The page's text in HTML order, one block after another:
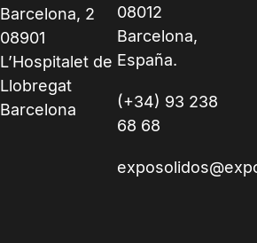
Barcelona, 2
08901
L’Hospitalet de
Llobregat
Barcelona
08012
Barcelona,
España.
(+34) 93 238
68 68